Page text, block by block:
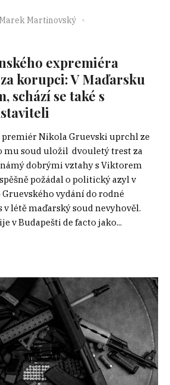
Martinovský
expremiéra
korupci: V Maďarsku
schází se také s
premiér Nikola Gruevski uprchl ze
mu soud uložil dvouletý trest za
dobrými vztahy s Viktorem
požádal o politický azyl v
vydání do rodné
v létě maďarský soud nevyhověl.
v Budapešti de facto jako...